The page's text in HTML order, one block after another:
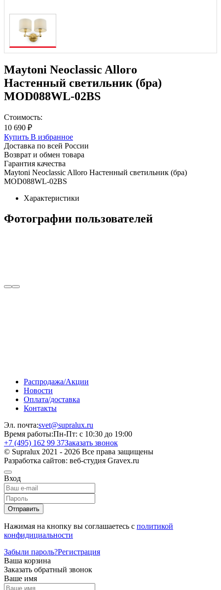
Maytoni Neoclassic Alloro
Настенный светильник (бра)
MOD088WL-02BS
Стоимость:
10 690 ₽
Купить В избранное
Доставка по всей России
Возврат и обмен товара
Гарантия качества
Maytoni Neoclassic Alloro Настенный светильник (бра)
MOD088WL-02BS
Характеристики
Фотографии пользователей
Распродажа/Акции
Новости
Оплата/доставка
Контакты
Эл. почта:svet@supralux.ru
Время работы:Пн-Пт: с 10:30 до 19:00
+7 (495) 162 99 37Заказать звонок
© Supralux 2021 - 2026 Все права защищены
Разработка сайтов: веб-студия Gravex.ru
Вход
Отправить
Нажимая на кнопку вы соглашаетесь с политикой
конфидициальности
Забыли пароль?Регистрация
Ваша корзина
Заказать обратный звонок
Ваше имя